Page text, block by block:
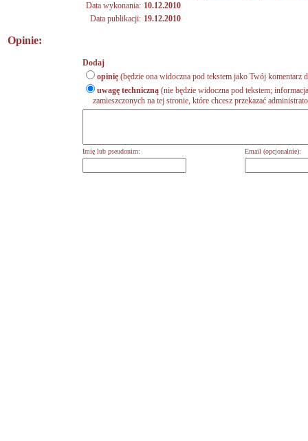
Data wykonania: 10.12.2010
Data publikacji: 19.12.2010
Opinie:
Dodaj
opinię (będzie ona widoczna pod tekstem jako Twój komentarz
uwagę techniczną (nie będzie widoczna pod tekstem;
zamieszczonych na tej stronie, które chcesz przekazać
Imię lub pseudonim: Email (opcjonalnie):